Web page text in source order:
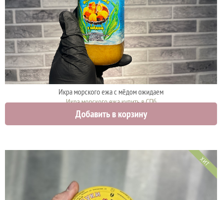
Икра морского ежа с мёдом ожидаем
Икра морского ежа купить в СПб
2000 руб.
Добавить в корзину
ХИТ